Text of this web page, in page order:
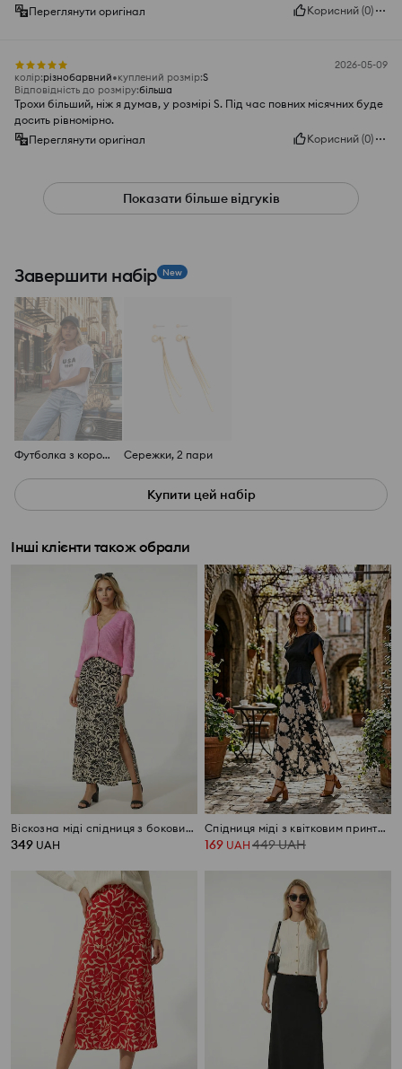
Переглянути оригінал
Корисний (0)
2026-05-09
колір:різнобарвний куплений розмір:S
Відповідність до розміру:більша
Трохи більший, ніж я думав, у розмірі S. Під час повних місячних буде
досить рівномірно.
Переглянути оригінал
Корисний (0)
Показати більше відгуків
Завершити набір New
Футболка з коротким рукавом Сережки, 2 пари
Купити цей набір
Інші клієнти також обрали
Віскозна міді спідниця з боковими розрізами
349 UAH
Спідниця міді з квітковим принтом
169 UAH 449UAH